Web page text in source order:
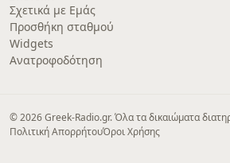
Σχετικά με Εμάς
Προσθήκη σταθμού
Widgets
Ανατροφοδότηση
© 2026 Greek-Radio.gr. Όλα τα δικαιώματα
Πολιτική ΑπορρήτουΌροι Χρήσης